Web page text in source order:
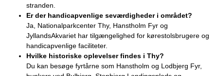
stranden.
Er der handicapvenlige seværdigheder i området?
Ja, Nationalparkcenter Thy, Hanstholm Fyr og
JyllandsAkvariet har tilgængelighed for kørestolsbrugere og
handicapvenlige faciliteter.
Hvilke historiske oplevelser findes i Thy?
Du kan besøge fyrtårne som Hanstholm og Lodbjerg Fyr,